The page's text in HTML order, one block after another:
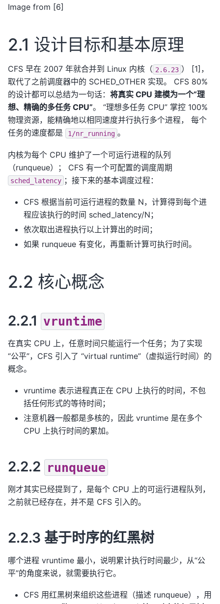
Image from [6]
2.1 设计目标和基本原理
CFS 早在 2007 年就合并到 Linux 内核（ 2.6.23 ） [1]，
取代了之前调度器中的 SCHED_OTHER 实现。 CFS 80%
的设计都可以总结为一句话： 将真实 CPU 建模为一个“理
想、精确的多任务 CPU”。 “理想多任务 CPU” 掌控 100%
物理资源，能精确地以相同速度并行执行多个进程， 每个
任务的速度都是
1/nr_running 。
内核为每个 CPU 维护了一个可运行进程的队列
（runqueue）； CFS 有一个可配置的调度周期
sched_latency ；接下来的基本调度过程：
CFS 根据当前可运行进程的数量 N，计算得到每个进
程应该执行的时间 sched_latency/N；
依次取出进程执行以上计算出的时间；
如果 runqueue 有变化，再重新计算可执行时间。
2.2 核心概念
2.2.1 vruntime
在真实 CPU 上，任意时间只能运行一个任务；为了实现
“公平”，CFS 引入了 “virtual runtime”（虚拟运行时间）的
概念。
vruntime 表示进程真正在 CPU 上执行的时间，不包
括任何形式的等待时间；
注意机器一般都是多核的，因此 vruntime 是在多个
CPU 上执行时间的累加。
2.2.2 runqueue
刚才其实已经提到了，是每个 CPU 上的可运行进程队列，
之前就已经存在，并不是 CFS 引入的。
2.2.3 基于时序的红黑树
哪个进程 vruntime 最小，说明累计执行时间最少，从“公
平”的角度来说，就需要执行它。
CFS 用红黑树来组织这些进程（描述 runqueue），用